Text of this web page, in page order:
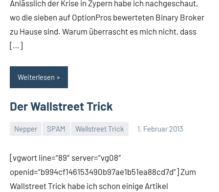
Anlässlich der Krise in Zypern habe ich nachgeschaut,
wo die sieben auf OptionPros bewerteten Binary Broker
zu Hause sind. Warum überrascht es mich nicht, dass
[…]
Weiterlesen
Der Wallstreet Trick
Nepper SPAM Wallstreet Trick 1. Februar 2013
Thomas
[vgwort line=“89″ server=“vg08″
openid=“b994cf146153490b97ae1b51ea88cd7d“] Zum
Wallstreet Trick habe ich schon einige Artikel